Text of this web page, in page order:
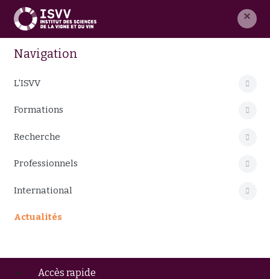
×
Navigation
L'ISVV
Formations
Recherche
Professionnels
International
Actualités
Accès rapide